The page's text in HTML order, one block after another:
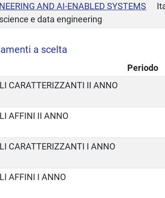
AND AI-ENABLED SYSTEMS
e data engineering
a scelta
Periodo
CARATTERIZZANTI II ANNO
AFFINI II ANNO
CARATTERIZZANTI I ANNO
AFFINI I ANNO